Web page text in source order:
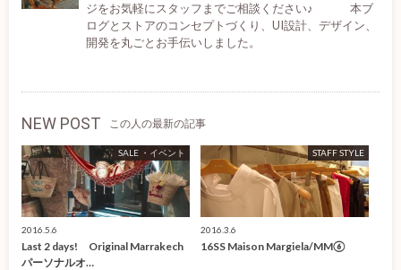
ジをお気軽にスタッフまでご相談ください♪ 本ブ
ログとストアのコンセプトづくり、UI設計、デザイン、
開発を丸ごとお手伝いしました。
NEW POST この人の最新の記事
SALE ・イベント
2016.5.6
Last 2 days! Original Marrakech
パーソナルオ…
STAFF STYLE
2016.3.6
16SS Maison Margiela/MM⑥